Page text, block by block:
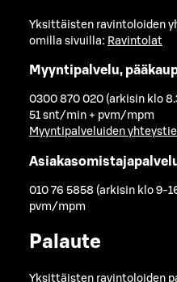
Yksittäisten ravintoloiden
omilla sivuilla: Ravintolat
Myyntipalvelu,
0300 870 020 (arkisin klo
51 snt/min + pvm/mpm
Myyntipalveluiden
010 76 5858 (arkisin klo 9-
pvm/mpm
Palaute
Yksittäisten ravintoloiden